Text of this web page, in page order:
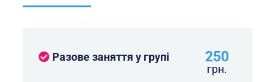
Разове заняття у групі 250
грн.